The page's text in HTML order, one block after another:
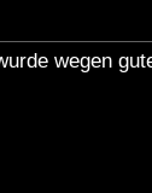
wegen